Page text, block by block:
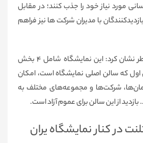
مورد نیاز خود را جذب کنند؛ در مقابل
با مدیران شرکت ها نیز فراهم
مهندس روزی طلب خاطر نشان کرد: این نمایشگاه شامل ۴ بخش
که سالن اصلی نمایشگاه است، امکان
شرکت‌ها و مجموعه‌های مختلف به
از این سالن برای عموم آزاد است.
در کنار نمایشگاه یران